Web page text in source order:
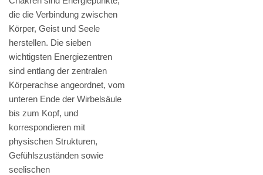
die die Verbindung zwischen
Körper, Geist und Seele
herstellen. Die sieben
wichtigsten Energiezentren
sind entlang der zentralen
Körperachse angeordnet, vom
unteren Ende der Wirbelsäule
bis zum Kopf, und
korrespondieren mit
physischen Strukturen,
Gefühlszuständen sowie
seelischen